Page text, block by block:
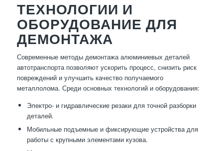
ТЕХНОЛОГИИ И
ОБОРУДОВАНИЕ ДЛЯ
ДЕМОНТАЖА
Современные методы демонтажа алюминиевых деталей
автотранспорта позволяют ускорить процесс, снизить риск
повреждений и улучшить качество получаемого
металлолома. Среди основных технологий и оборудования:
Электро- и гидравлические резаки для точной разборки
деталей.
Мобильные подъемные и фиксирующие устройства для
работы с крупными элементами кузова.